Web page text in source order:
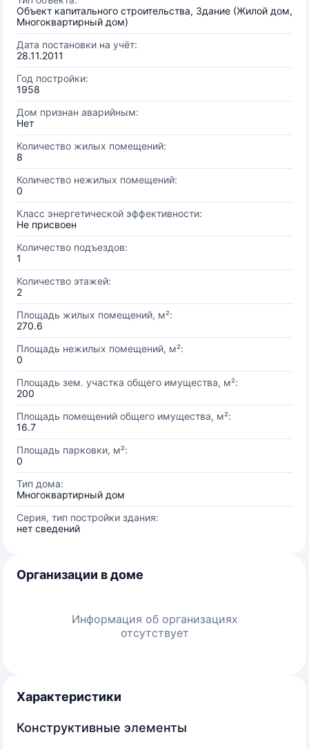
Объект капитального строительства, Здание (Жилой дом,
Многоквартирный дом)
Дата постановки на учёт:
28.11.2011
Год постройки:
1958
Дом признан аварийным:
Нет
Количество жилых помещений:
8
Количество нежилых помещений:
0
Класс энергетической эффективности:
Не присвоен
Количество подъездов:
1
Количество этажей:
2
Площадь жилых помещений, м²:
270.6
Площадь нежилых помещений, м²:
0
Площадь зем. участка общего имущества, м²:
200
Площадь помещений общего имущества, м²:
16.7
Площадь парковки, м²:
0
Тип дома:
Многоквартирный дом
Серия, тип постройки здания:
нет сведений
Организации в доме
Информация об организациях
отсутствует
Характеристики
Конструктивные элементы